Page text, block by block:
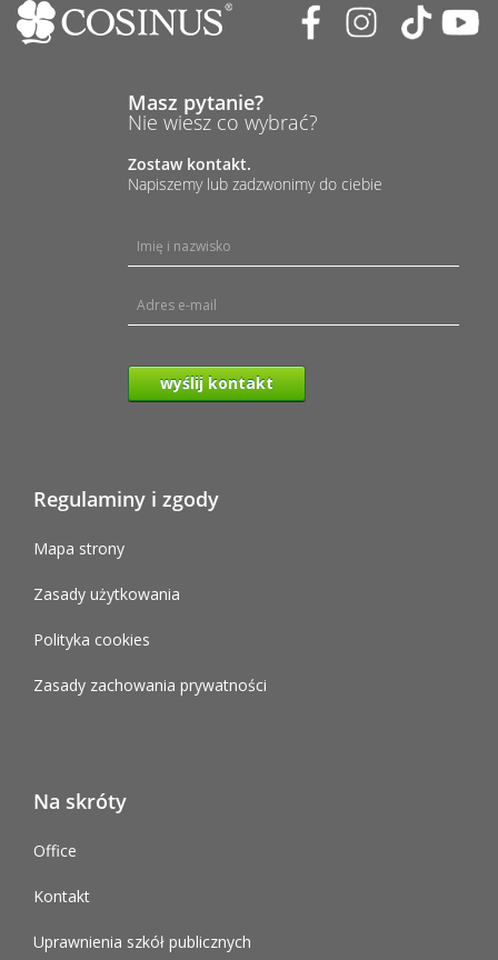
Masz pytanie?
Nie wiesz co wybrać?
Zostaw kontakt.
Napiszemy lub zadzwonimy do ciebie
wyślij kontakt
Regulaminy i zgody
Mapa strony
Zasady użytkowania
Polityka cookies
Zasady zachowania prywatności
Na skróty
Office
Kontakt
Uprawnienia szkół publicznych